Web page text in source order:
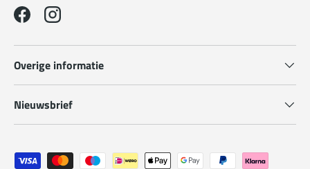
FacebookInstagram
Overige informatie
Nieuwsbrief
Geaccepteerde betaalmethoden